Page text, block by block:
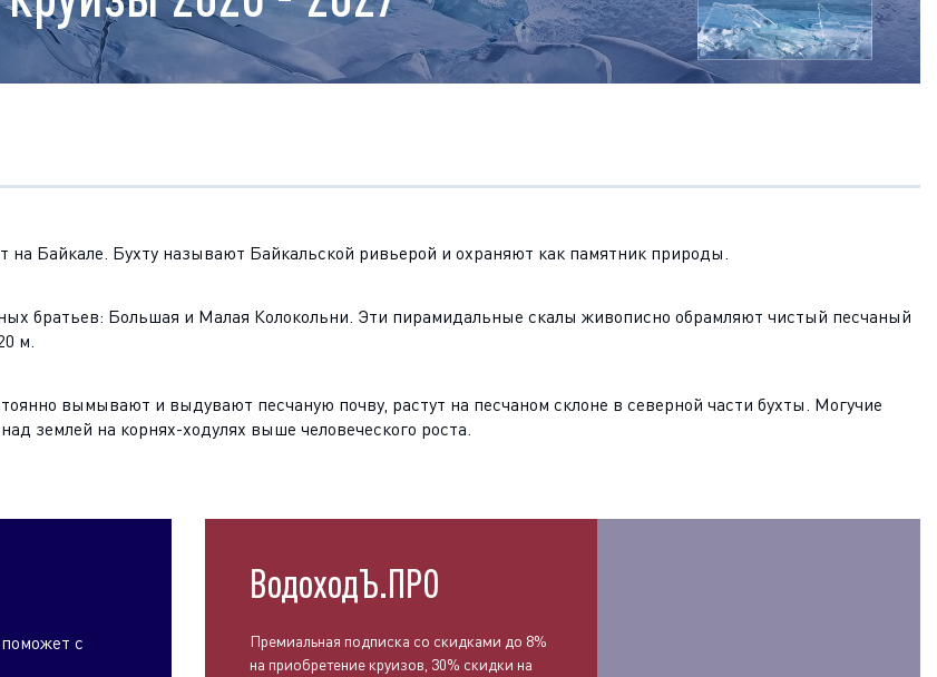
Байкале. Бухту называют Байкальской ривьерой и охраняют как памятник природы.
братьев: Большая и Малая Колокольни. Эти пирамидальные скалы живописно обрамляют чистый песчаный
м.
вымывают и выдувают песчаную почву, растут на песчаном склоне в северной части бухты. Могучие
землей на корнях-ходулях выше человеческого роста.
с
ВодоходЪ.ПРО
Премиальная подписка со скидками до 8%
на приобретение круизов, 30% скидки на